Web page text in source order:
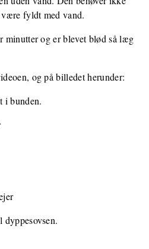
fyldt med vand.
minutter og er blevet blød så læg
og på billedet herunder:
i bunden.